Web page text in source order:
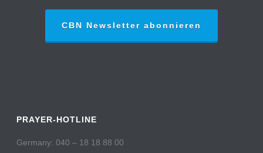
CBN Newsletter abonnieren
PRAYER-HOTLINE
Germany: 040 – 18 18 88 00